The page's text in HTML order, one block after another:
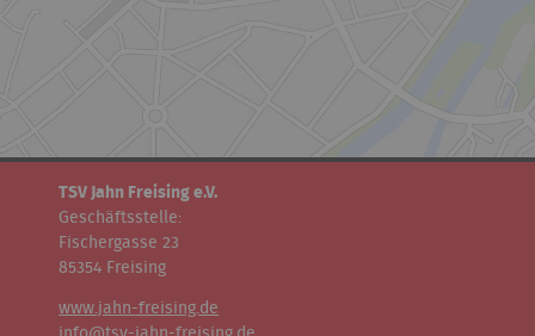
TSV Jahn Freising e.V.
Geschäftsstelle:
Fischergasse 23
85354 Freising
www.jahn-freising.de